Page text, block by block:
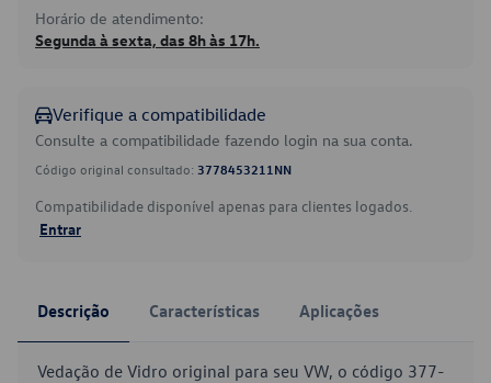
Horário de atendimento:
Segunda à sexta, das 8h às 17h.
Verifique a compatibilidade
Consulte a compatibilidade fazendo login na sua conta.
Código original consultado: 3778453211NN
Compatibilidade disponível apenas para clientes logados.
Entrar
Descrição Características Aplicações
Vedação de Vidro original para seu VW, o código 377-